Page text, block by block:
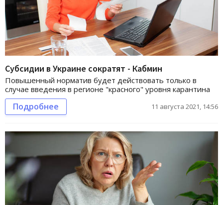
Субсидии в Украине сократят - Кабмин
Повышенный норматив будет действовать только в
случае введения в регионе "красного" уровня карантина
Подробнее 11 августа 2021, 14:56